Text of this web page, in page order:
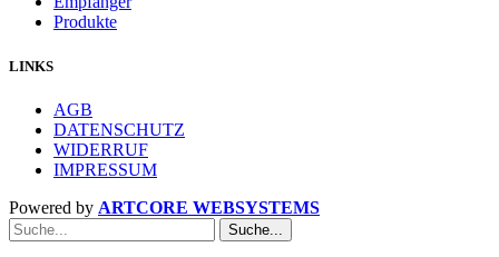
Produkte
LINKS
AGB
DATENSCHUTZ
WIDERRUF
IMPRESSUM
Powered by ARTCORE WEBSYSTEMS
Suche...